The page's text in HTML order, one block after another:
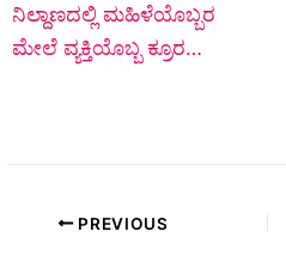
ನಿಲ್ದಾಣದಲ್ಲಿ ಮಹಿಳೆಯೊಬ್ಬರ
ಮೇಲೆ ವ್ಯಕ್ತಿಯೊಬ್ಬ ಕ್ರೂರ…
PREVIOUS